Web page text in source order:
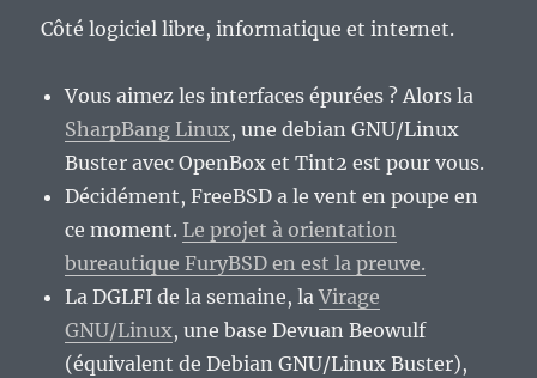
Côté logiciel libre, informatique et internet.
Vous aimez les interfaces épurées ? Alors la
SharpBang Linux, une debian GNU/Linux
Buster avec OpenBox et Tint2 est pour vous.
Décidément, FreeBSD a le vent en poupe en
ce moment. Le projet à orientation
bureautique FuryBSD en est la preuve.
La DGLFI de la semaine, laVirage
GNU/Linux, une base Devuan Beowulf
(équivalent de Debian GNU/Linux Buster),